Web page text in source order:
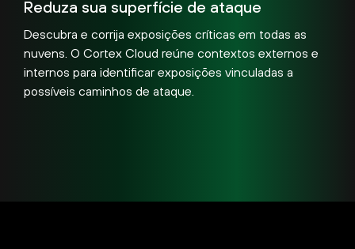
Reduza sua superfície de ataque
Descubra e corrija exposições críticas em todas as
nuvens. O Cortex Cloud reúne contextos externos e
internos para identificar exposições vinculadas a
possíveis caminhos de ataque.